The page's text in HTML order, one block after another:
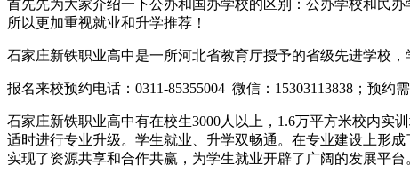
首先先为大家介绍一下公办和国办学校的区别：公办学校和民
所以更加重视就业和升学推荐！
石家庄新铁职业高中是一所河北省教育厅授予的省级先进学校，
报名来校预约电话：0311-85355004 微信：15303113838；预约
石家庄新铁职业高中有在校生3000人以上，1.6万平方米校内实
适时进行专业升级。学生就业、升学双畅通。在专业建设上形
实现了资源共享和合作共赢，为学生就业开辟了广阔的发展平台